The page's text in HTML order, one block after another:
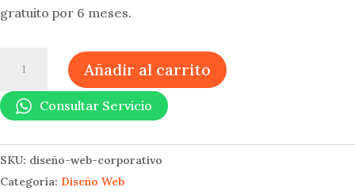
gratuito por 6 meses.
Corporativo
WP
cantidad
Añadir al carrito
Consultar Servicio
SKU: diseño-web-corporativo
Categoría: Diseño Web